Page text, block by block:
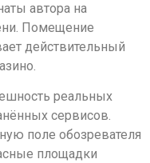
автора на
Помещение
действительный
реальных
сервисов.
поле обозревателя
площадки